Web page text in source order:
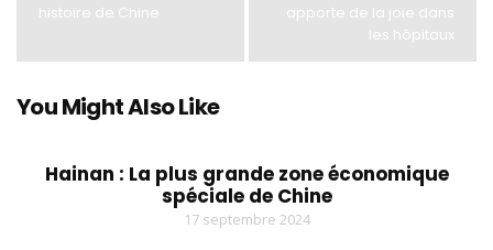
histoire de Chine
apporte de la joie dans
les hôpitaux
You Might Also Like
Hainan : La plus grande zone économique
spéciale de Chine
17 septembre 2024